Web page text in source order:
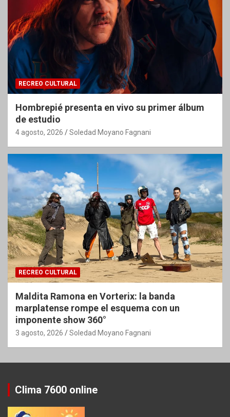
RECREO CULTURAL
Hombrepié presenta en vivo su primer álbum
de estudio
4 agosto, 2026 Soledad Moyano Fagnani
RECREO CULTURAL
Maldita Ramona en Vorterix: la banda
marplatense rompe el esquema con un
imponente show 360°
3 agosto, 2026 Soledad Moyano Fagnani
Clima 7600 online